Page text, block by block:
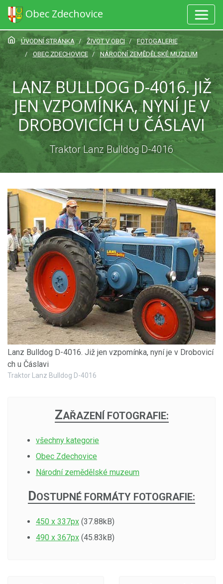
Obec Zdechovice
ÚVODNÍ STRÁNKA ŽIVOT V OBCI
FOTOGALERIE
OBEC ZDECHOVICE
NÁRODNÍ ZEMĚDĚLSKÉ MUZEUM
LANZ BULLDOG D-4016. JIŽ
JEN VZPOMÍNKA, NYNÍ JE V
DROBOVICÍCH U ČÁSLAVI
Traktor Lanz Bulldog D-4016
Lanz Bulldog D-4016. Již jen vzpomínka, nyní je v Drobovicí
ch u Čáslavi
Traktor Lanz Bulldog D-4016
ZAŘAZENÍ FOTOGRAFIE:
všechny kategorie
Obec Zdechovice
Národní zemědělské muzeum
DOSTUPNÉ FORMÁTY FOTOGRAFIE:
450 x 337px (37.88kB)
490 x 367px (45.83kB)